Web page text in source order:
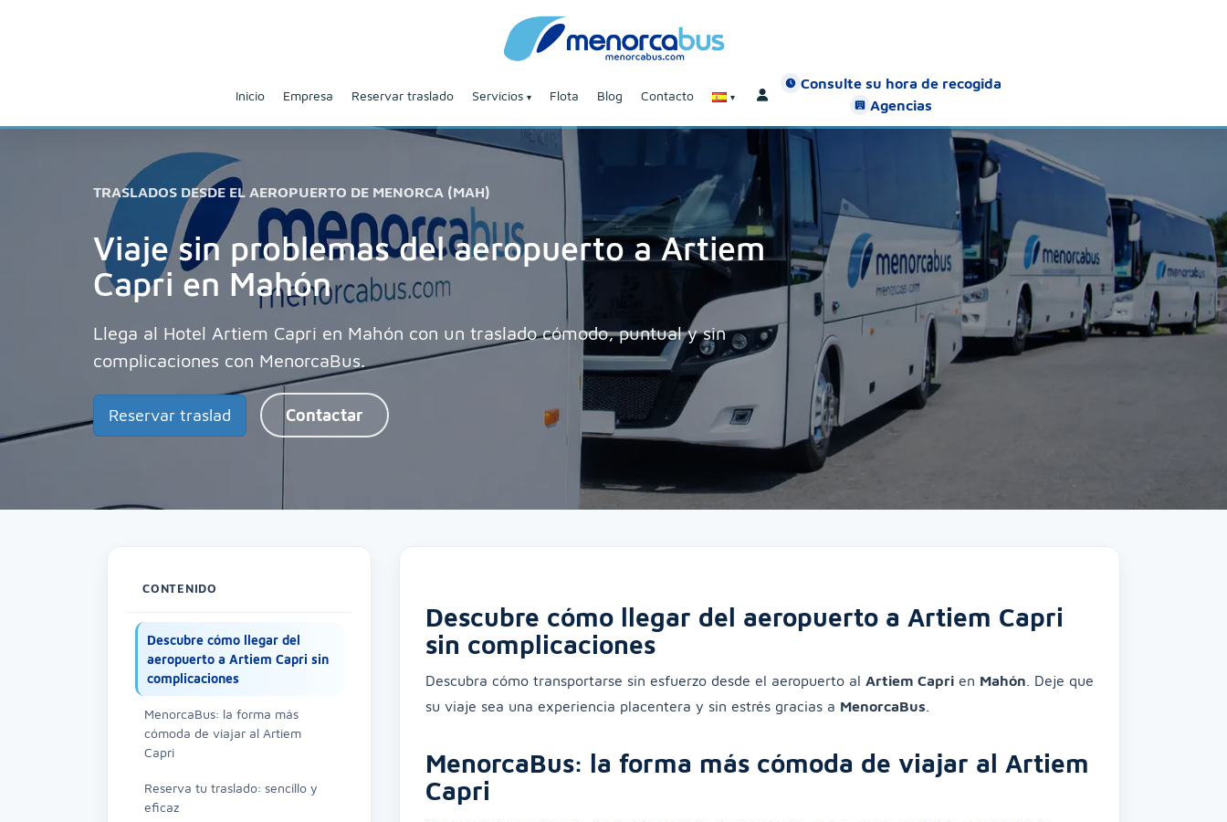
Inicio Empresa Reservar traslado Servicios Flota Blog Contacto
Consulte su hora de recogida
Agencias
TRASLADOS DESDE EL AEROPUERTO DE MENORCA (MAH)
Viaje sin problemas del aeropuerto a Artiem
Capri en Mahón
Llega al Hotel Artiem Capri en Mahón con un traslado cómodo, puntual y sin
complicaciones con MenorcaBus.
Reservar traslad Contactar
CONTENIDO
Descubre cómo llegar del
aeropuerto a Artiem Capri sin
complicaciones
MenorcaBus: la forma más
cómoda de viajar al Artiem
Capri
Reserva tu traslado: sencillo y
eficaz
Descubre cómo llegar del aeropuerto a Artiem Capri
sin complicaciones
Descubra cómo transportarse sin esfuerzo desde el aeropuerto al Artiem Capri en Mahón . Deje que
su viaje sea una experiencia placentera y sin estrés gracias a MenorcaBus
MenorcaBus: la forma más cómoda de viajar al Artiem
Capri